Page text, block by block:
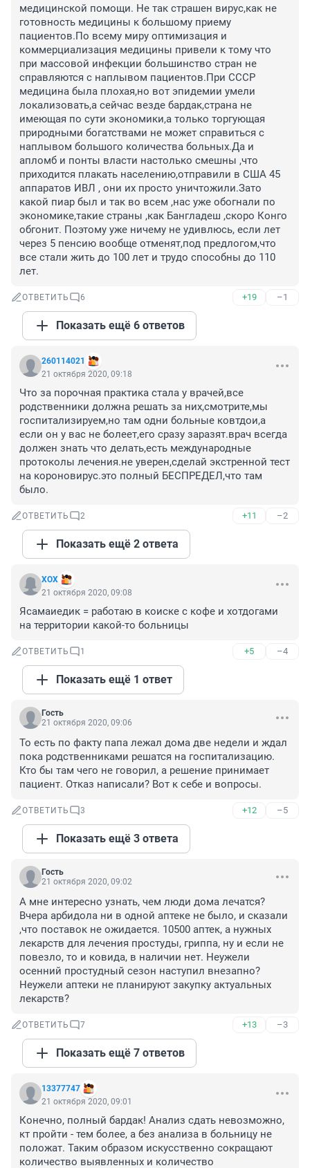
медицинской помощи. Не так страшен вирус,как не
готовность медицины к большому приему
пациентов.По всему миру оптимизация и
коммерциализация медицины привели к тому что
при массовой инфекции большинство стран не
справляются с наплывом пациентов.При СССР
медицина была плохая,но вот эпидемии умели
локализовать,а сейчас везде бардак,страна не
имеющая по сути экономики,а только торгующая
природными богатствами не может справиться с
наплывом большого количества больных.Да и
апломб и понты власти настолько смешны ,что
приходится плакать населению,отправили в США 45
аппаратов ИВЛ , они их просто уничтожили.Зато
какой пиар был и так во всем ,нас уже обогнали по
экономике,такие страны ,как Бангладеш ,скоро Конго
обгонит. Поэтому уже ничему не удивлюсь, если лет
через 5 пенсию вообще отменят,под предлогом,что
все стали жить до 100 лет и трудо способны до 110
лет.
ОТВЕТИТЬ 6 +19 –1
Показать ещё 6 ответов
260114021
21 октября 2020, 09:18
Что за порочная практика стала у врачей,все
родственники должна решать за них,смотрите,мы
госпитализируем,но там одни больные ковтдои,а
если он у вас не болеет,его сразу заразят.врач всегда
должен знать что делать,есть международные
протоколы лечения.не уверен,сделай экстренной тест
на короновирус.это полный БЕСПРЕДЕЛ,что там
было.
ОТВЕТИТЬ 2 +11 –2
Показать ещё 2 ответа
XOX
21 октября 2020, 09:08
Ясамаиедик = работаю в коиске с кофе и хотдогами
на территории какой-то больницы
ОТВЕТИТЬ 1 +5 –4
Показать ещё 1 ответ
Гость
21 октября 2020, 09:06
То есть по факту папа лежал дома две недели и ждал
пока родственниками решатся на госпитализацию.
Кто бы там чего не говорил, а решение принимает
пациент. Отказ написали? Вот к себе и вопросы.
ОТВЕТИТЬ 3 +12 –5
Показать ещё 3 ответа
Гость
21 октября 2020, 09:02
А мне интересно узнать, чем люди дома лечатся?
Вчера арбидола ни в одной аптеке не было, и сказали
,что поставок не ожидается. 10500 аптек, а нужных
лекарств для лечения простуды, гриппа, ну и если не
повезло, то и ковида, в наличии нет. Неужели
осенний простудный сезон наступил внезапно?
Неужели аптеки не планируют закупку актуальных
лекарств?
ОТВЕТИТЬ 7 +13 –3
Показать ещё 7 ответов
13377747
21 октября 2020, 09:01
Конечно, полный бардак! Анализ сдать невозможно,
кт пройти - тем более, а без анализа в больницу не
положат. Таким образом искусственно сокращают
количество выявленных и количество